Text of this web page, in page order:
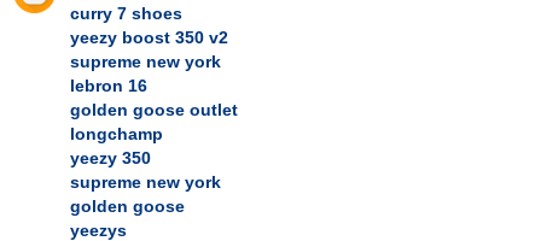
curry 7 shoes
yeezy boost 350 v2
supreme new york
lebron 16
golden goose outlet
longchamp
yeezy 350
supreme new york
golden goose
yeezys